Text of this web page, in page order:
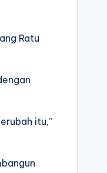
Ratu
itu,”